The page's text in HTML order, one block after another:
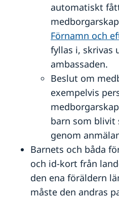
automatiskt
Förnamn och
fyllas i, skrivas
ambassaden.
Beslut om
exempelvis
barn som blivit
genom
Barnets och båda
och id-kort från
den ena föräldern
måste den andras